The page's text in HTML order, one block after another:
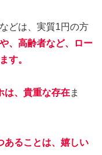
どは、実質1円の方
、高齢者など、ロー
す。
は、貴重な存在ま
あることは、嬉しい